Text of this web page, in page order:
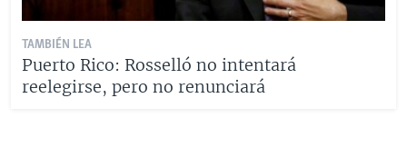
TAMBIÉN LEA
Puerto Rico: Rosselló no intentará
reelegirse, pero no renunciará